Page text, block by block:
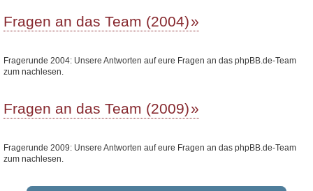
Fragen an das Team (2004)
Fragerunde 2004: Unsere Antworten auf eure Fragen an das phpBB.de-Team
zum nachlesen.
Fragen an das Team (2009)
Fragerunde 2009: Unsere Antworten auf eure Fragen an das phpBB.de-Team
zum nachlesen.